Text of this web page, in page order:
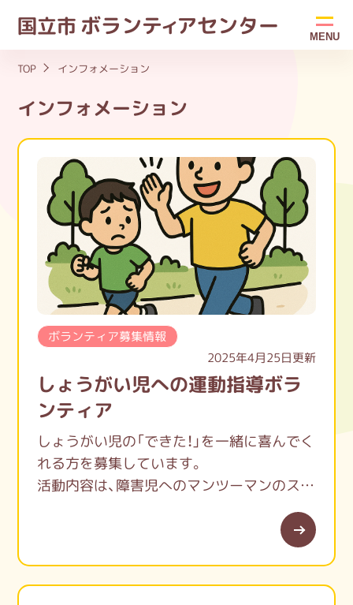
国立市 ボランティアセンター MENU
TOP インフォメーション
インフォメーション
ボランティア募集情報
2025年4月25日更新
しょうがい児への運動指導ボラ
ンティア
しょうがい児の「できた！」を一緒に喜んでく
れる方を募集しています。
活動内容は、障害児へのマンツーマンのスポ
＊運動指導するにあたり特別な資格は必要
ありません。